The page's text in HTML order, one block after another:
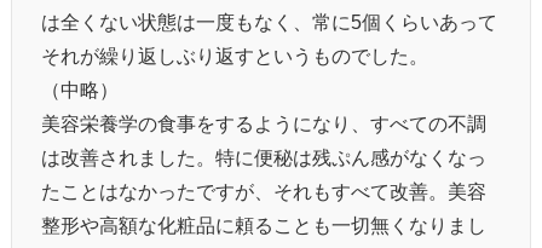
は全くない状態は一度もなく、常に5個くらいあって
それが繰り返しぶり返すというものでした。
（中略）
美容栄養学の食事をするようになり、すべての不調
は改善されました。特に便秘は残ぷん感がなくなっ
たことはなかったですが、それもすべて改善。美容
整形や高額な化粧品に頼ることも一切無くなりまし